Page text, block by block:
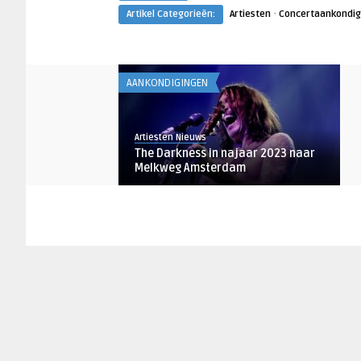
Artikel Categorieën:
Artiesten ·
AANKONDIGINGEN
Artiesten Nieuws
The Darkness in najaar 2023 naar
Melkweg Amsterdam